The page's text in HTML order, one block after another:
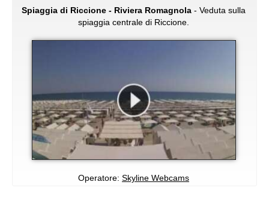
Spiaggia di Riccione - Riviera Romagnola - Veduta sulla
spiaggia centrale di Riccione.
Operatore: Skyline Webcams